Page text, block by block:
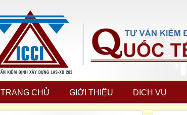
TRANG CHỦ GIỚI THIỆU DỊCH VỤ